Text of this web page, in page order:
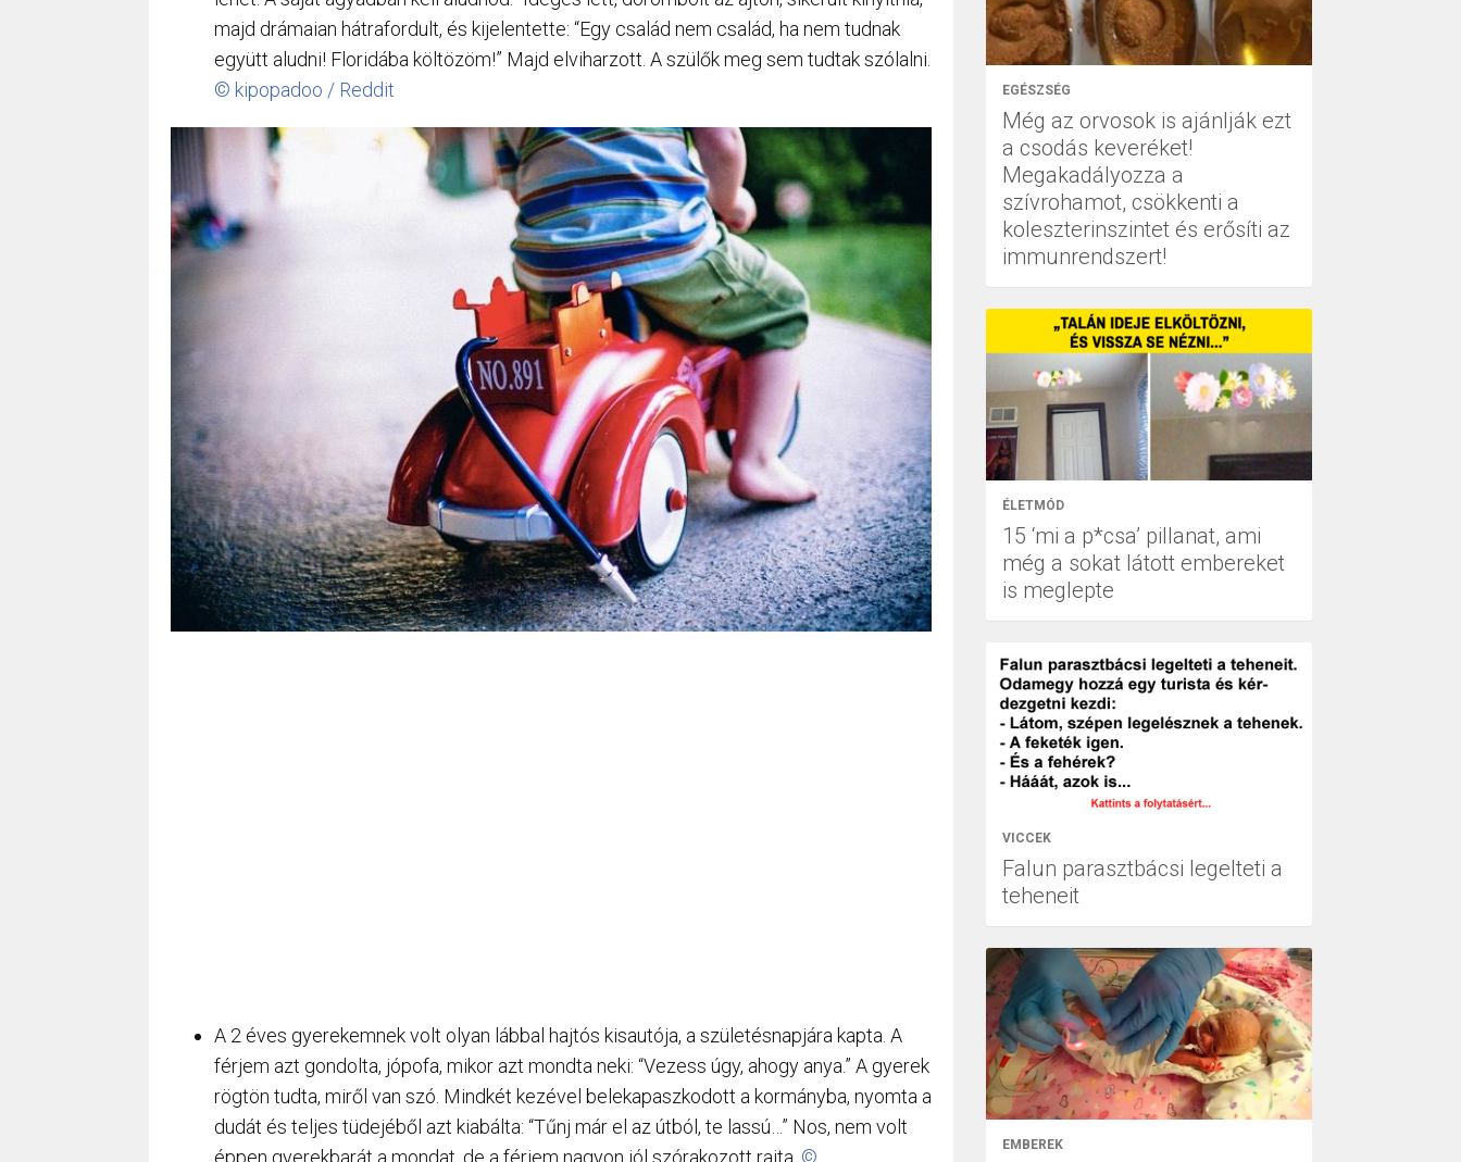
majd drámaian hátrafordult, és kijelentette: “Egy család nem család, ha nem tudnak
együtt aludni! Floridába költözöm!” Majd elviharzott. A szülők meg sem tudtak szólalni.
© kipopadoo / Reddit
A 2 éves gyerekemnek volt olyan lábbal hajtós kisautója, a születésnapjára kapta. A
férjem azt gondolta, jópofa, mikor azt mondta neki: “Vezess úgy, ahogy anya.” A gyerek
rögtön tudta, miről van szó. Mindkét kezével belekapaszkodott a kormányba, nyomta a
dudát és teljes tüdejéből azt kiabálta: “Tűnj már el az útból, te lassú…” Nos, nem volt
éppen gyerekbarát a mondat, de a férjem nagyon jól szórakozott rajta. ©
EGÉSZSÉG
Még az orvosok is ajánlják ezt
a csodás keveréket!
Megakadályozza a
szívrohamot, csökkenti a
koleszterinszintet és erősíti az
immunrendszert!
ÉLETMÓD
15 ‘mi a p*csa’ pillanat, ami
még a sokat látott embereket
is meglepte
VICCEK
Falun parasztbácsi legelteti a
teheneit
EMBEREK